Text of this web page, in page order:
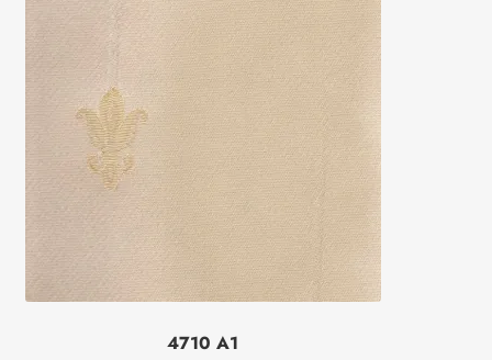
4710 A1